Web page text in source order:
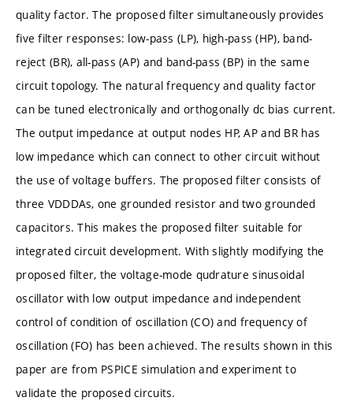
quality factor. The proposed filter simultaneously provides
five filter responses: low-pass (LP), high-pass (HP), band-
reject (BR), all-pass (AP) and band-pass (BP) in the same
circuit topology. The natural frequency and quality factor
can be tuned electronically and orthogonally dc bias current.
The output impedance at output nodes HP, AP and BR has
low impedance which can connect to other circuit without
the use of voltage buffers. The proposed filter consists of
three VDDDAs, one grounded resistor and two grounded
capacitors. This makes the proposed filter suitable for
integrated circuit development. With slightly modifying the
proposed filter, the voltage-mode qudrature sinusoidal
oscillator with low output impedance and independent
control of condition of oscillation (CO) and frequency of
oscillation (FO) has been achieved. The results shown in this
paper are from PSPICE simulation and experiment to
validate the proposed circuits.